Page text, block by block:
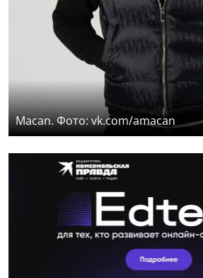
Macan. Фото: vk.com/amacan